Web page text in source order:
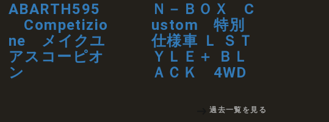
ABARTH595
Competizio
ne メイクユ
アスコーピオ
ン
Ｎ－ＢＯＸ C
ustom 特別
仕様車 Ｌ ＳＴ
ＹＬＥ＋ ＢＬ
ＡＣＫ 4WD
過去一覧を見る